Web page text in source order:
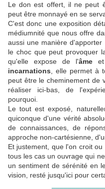
Le don est offert, il ne peut
peut être monnayé en se
C'est donc une exposition
médiumnité que nous offre
aussi une manière
le choc que peut provoquer
qu'elle expose de l'âme
incarnations , elle permet à
peut être le cheminement de
réaliser ici-bas, de
pourquoi.
Le tout est exposé,
quiconque d'une vérité
de connaissances, de
approche non-cartésienne,
Et justement, que l'on croit
tous les cas un ouvrage qui
un sentiment de sérénité en
vision, resté jusqu'ici pour